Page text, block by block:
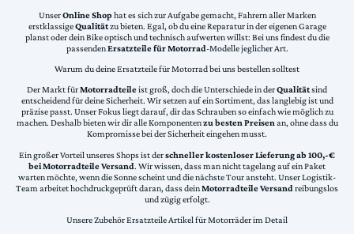
UnserOnline Shophat es sich zur Aufgabe gemacht, Fahrern aller Marken
erstklassigeQualitätzu bieten. Egal, ob du eine Reparatur in der eigenen Garage
planst oder dein Bike optisch und technisch aufwerten willst: Bei uns findest du die
passendenErsatzteile für Motorrad-Modelle jeglicher Art.
Warum du deine Ersatzteile für Motorrad bei uns bestellen solltest
Der Markt fürMotorradteileist groß, doch die Unterschiede in derQualitätsind
entscheidend für deine Sicherheit. Wir setzen auf ein Sortiment, das langlebig ist und
präzise passt. Unser Fokus liegt darauf, dir das Schrauben so einfach wie möglich zu
machen. Deshalb bieten wir dir alle Komponentenzu besten Preisenan, ohne dass du
Kompromisse bei der Sicherheit eingehen musst.
Ein großer Vorteil unseres Shops ist derschneller kostenloser Lieferung ab 100,-€
bei Motorradteile Versand. Wir wissen, dass man nicht tagelang auf ein Paket
warten möchte, wenn die Sonne scheint und die nächste Tour ansteht. Unser Logistik-
Team arbeitet hochdruckgeprüft daran, dass deinMotorradteile Versand reibungslos
und zügig erfolgt.
Unsere Zubehör Ersatzteile Artikel für Motorräder im Detail